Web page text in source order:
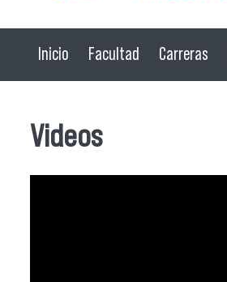
Inicio Facultad Carreras
Videos